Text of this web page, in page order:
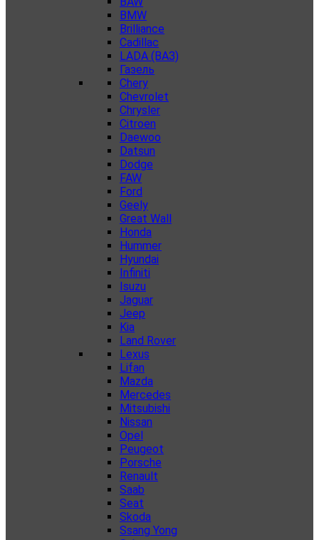
BMW
Brilliance
Cadillac
LADA (ВАЗ)
Газель
Chery
Chevrolet
Chrysler
Citroen
Daewoo
Datsun
Dodge
FAW
Ford
Geely
Great Wall
Honda
Hummer
Hyundai
Infiniti
Isuzu
Jaguar
Jeep
Kia
Land Rover
Lexus
Lifan
Mazda
Mercedes
Mitsubishi
Nissan
Opel
Peugeot
Porsche
Renault
Saab
Seat
Skoda
Ssang Yong